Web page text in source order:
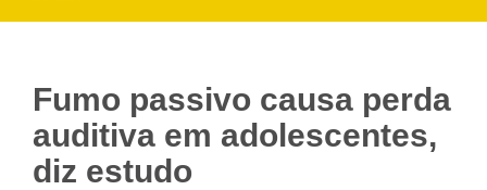
Fumo passivo causa perda
auditiva em adolescentes,
diz estudo